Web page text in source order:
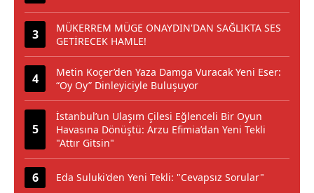
MÜKERREM MÜGE ONAYDIN'DAN SAĞLIKTA SES
GETİRECEK HAMLE!
Metin Koçer’den Yaza Damga Vuracak Yeni Eser:
“Oy Oy” Dinleyiciyle Buluşuyor
İstanbul’un Ulaşım Çilesi Eğlenceli Bir Oyun
Havasına Dönüştü: Arzu Efimia’dan Yeni Tekli
"Attır Gitsin"
Eda Suluki'den Yeni Tekli: "Cevapsız Sorular"